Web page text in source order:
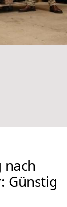
nach
Günstig